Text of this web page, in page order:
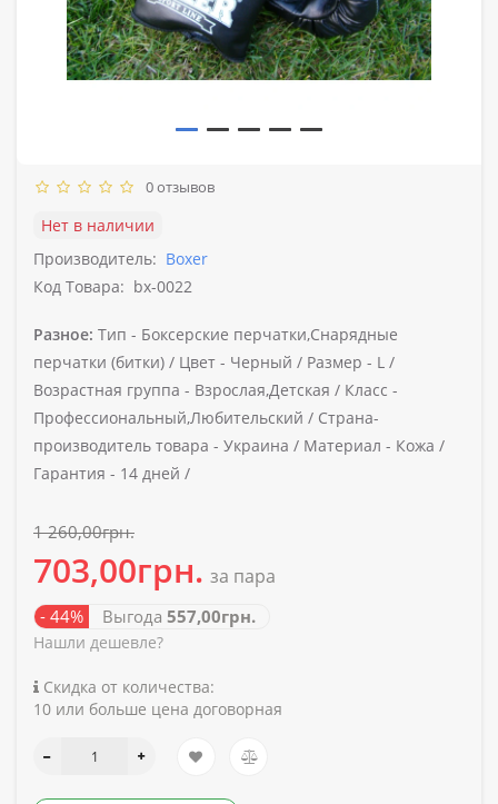
0 отзывов
Нет в наличии
Производитель: Boxer
Код Товара: bx-0022
Разное: Тип - Боксерские перчатки,Снарядные
перчатки (битки) / Цвет - Черный / Размер - L /
Возрастная группа - Взрослая,Детская / Класс -
Профессиональный,Любительский / Страна-
производитель товара - Украина / Материал - Кожа /
Гарантия - 14 дней /
1 260,00грн.
703,00грн. за пара
- 44% Выгода 557,00грн.
Нашли дешевле?
Скидка от количества:
10 или больше цена договорная